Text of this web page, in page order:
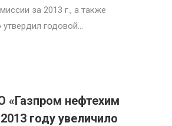
за 2013 г., а также
утвердил годовой…
«Газпром нефтехим
году увеличило